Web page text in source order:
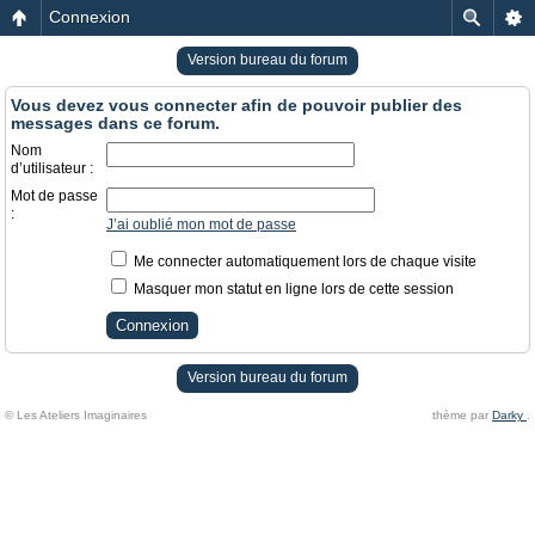
Connexion
Version bureau du forum
Vous devez vous connecter afin de pouvoir publier des
messages dans ce forum.
Nom
d’utilisateur :
Mot de passe
:
J’ai oublié mon mot de passe
Me connecter automatiquement lors de chaque visite
Masquer mon statut en ligne lors de cette session
Version bureau du forum
© Les Ateliers Imaginaires thème par Darky